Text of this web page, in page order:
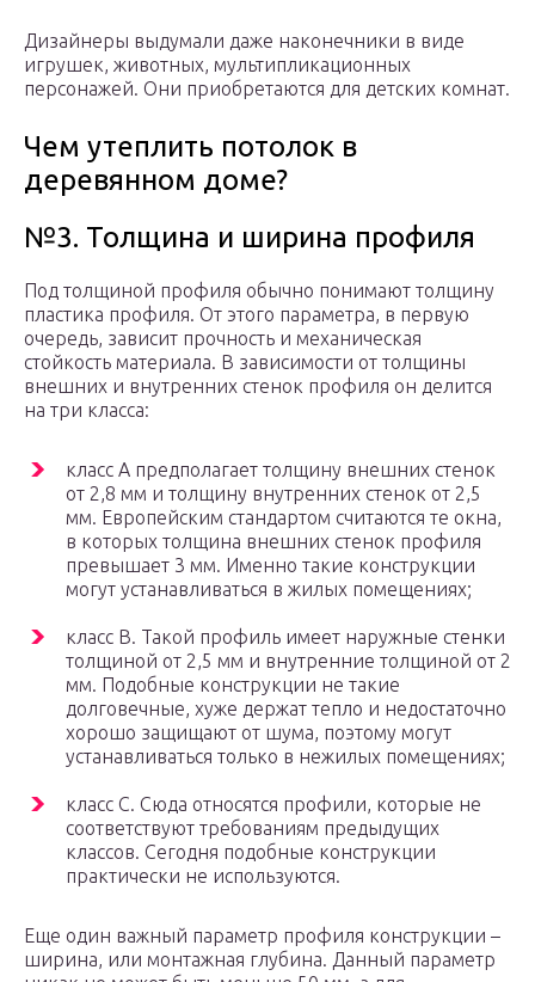
Дизайнеры выдумали даже наконечники в виде
игрушек, животных, мультипликационных
персонажей. Они приобретаются для детских комнат.
Чем утеплить потолок в
деревянном доме?
№3. Толщина и ширина профиля
Под толщиной профиля обычно понимают толщину
пластика профиля. От этого параметра, в первую
очередь, зависит прочность и механическая
стойкость материала. В зависимости от толщины
внешних и внутренних стенок профиля он делится
на три класса:
класс А предполагает толщину внешних стенок
от 2,8 мм и толщину внутренних стенок от 2,5
мм. Европейским стандартом считаются те окна,
в которых толщина внешних стенок профиля
превышает 3 мм. Именно такие конструкции
могут устанавливаться в жилых помещениях;
класс B. Такой профиль имеет наружные стенки
толщиной от 2,5 мм и внутренние толщиной от 2
мм. Подобные конструкции не такие
долговечные, хуже держат тепло и недостаточно
хорошо защищают от шума, поэтому могут
устанавливаться только в нежилых помещениях;
класс С. Сюда относятся профили, которые не
соответствуют требованиям предыдущих
классов. Сегодня подобные конструкции
практически не используются.
Еще один важный параметр профиля конструкции –
ширина, или монтажная глубина. Данный параметр